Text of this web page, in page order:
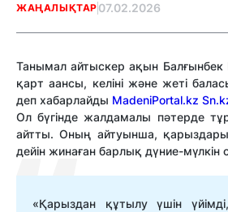
ЖАҢАЛЫҚТАР 07.02.2026
Танымал айтыскер ақын
қарт аансы, келіні және жеті
деп хабарлайды MadeniPortal.kz
Ол бүгінде жалдамалы пәтерде
айтты. Оның айтуынша,
дейін жинаған барлық дүние-мүлкін
«Қарыздан құтылу үшін үйімді,